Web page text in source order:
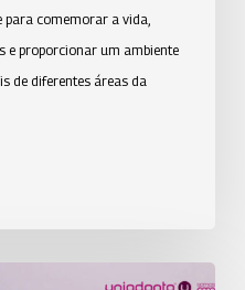
comemorar a vida,
e proporcionar um ambiente
de diferentes áreas da